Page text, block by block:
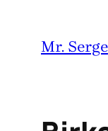
Mr. Serge